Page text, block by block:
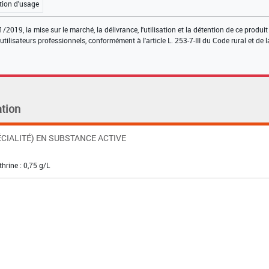
d'usage
2019, la mise sur le marché, la délivrance, l'utilisation et la détention de ce produit
professionnels, conformément à l'article L. 253-7-III du Code rural et de
EN SUBSTANCE ACTIVE
: 0,75 g/L